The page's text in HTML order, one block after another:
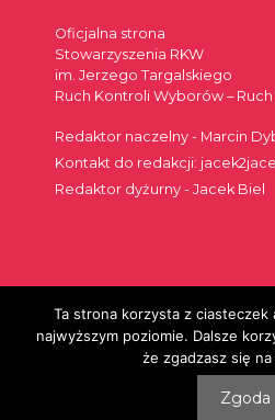
Oficjalna strona
Stowarzyszenia RKW
im. Jerzego Targalskiego
Ruch Kontroli Wyborów –
Redaktor naczelny - Marcin
Kontakt do redakcji:
Redaktor dyżurny - Jacek Biel
Szukaj:
© 2026
Ta strona korzysta z ciasteczek
najwyższym poziomie. Dalsze
że zgadzasz się
Zgoda